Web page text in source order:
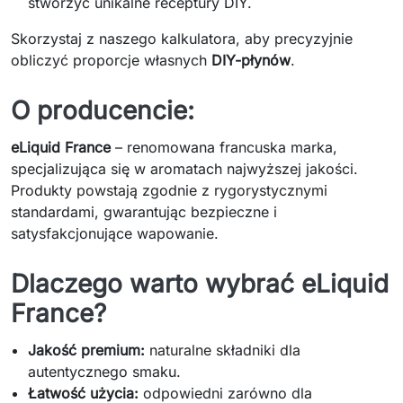
Skorzystaj z naszego kalkulatora, aby precyzyjnie
obliczyć proporcje własnych DIY-płynów.
O producencie:
eLiquid France– renomowana francuska marka,
specjalizująca się w aromatach najwyższej jakości.
Produkty powstają zgodnie z rygorystycznymi
standardami, gwarantując bezpieczne i
satysfakcjonujące wapowanie.
Dlaczego warto wybrać eLiquid
France?
Jakość premium: naturalne składniki dla
autentycznego smaku.
Łatwość użycia: odpowiedni zarówno dla